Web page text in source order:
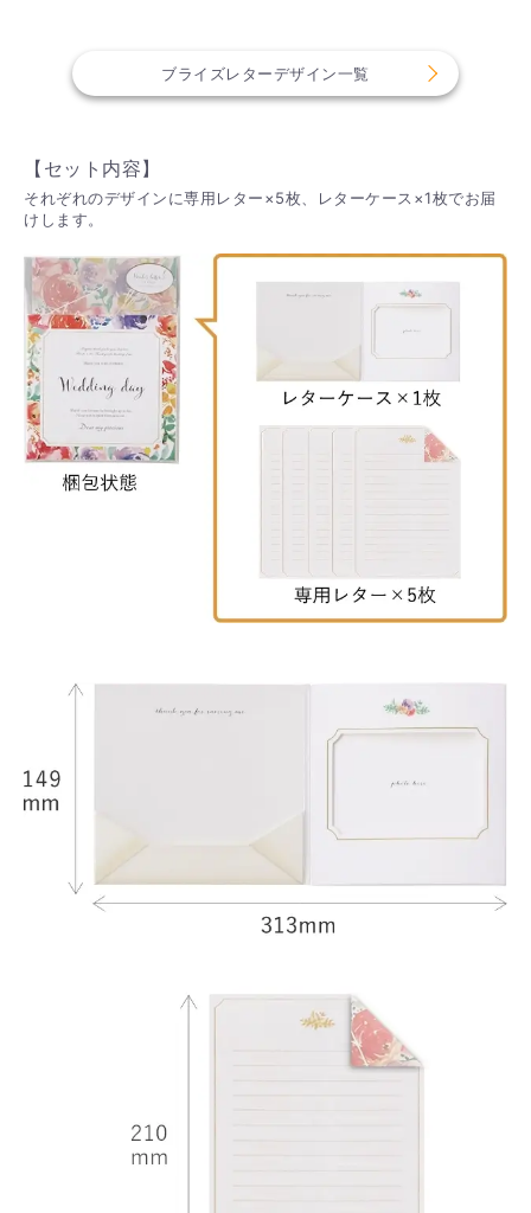
ブライズレターデザイン一覧
【セット内容】
それぞれのデザインに専用レター×5枚、レターケース×1枚でお届
けします。